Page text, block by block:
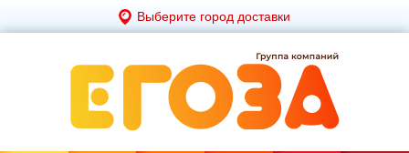
Выберите город доставки